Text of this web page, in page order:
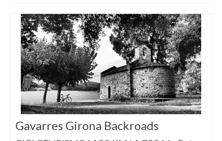
Gavarres Girona Backroads